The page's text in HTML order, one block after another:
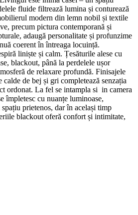
fluide filtrează lumina și conturează
modern din lemn nobil și textile
precum pictura contemporană și
adaugă personalitate și profunzime
coerent în întreaga locuință.
liniște și calm. Țesăturile alese cu
blackout, până la perdelele ușor
de relaxare profundă. Finisajele
de bej și gri completează senzația
ordonat. La fel se intampla si in camera
împletesc cu nuanțe luminoase,
prietenos, dar în același timp
blackout oferă confort și intimitate,